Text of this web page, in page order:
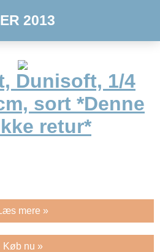
2013
Dunisoft, 1/4
sort *Denne
retur*
mere »
Køb nu »